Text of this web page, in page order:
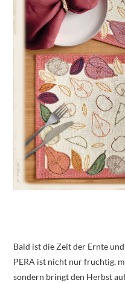
Bald ist die Zeit der Ernte
PERA ist nicht nur fruchtig,
sondern bringt den Herbst